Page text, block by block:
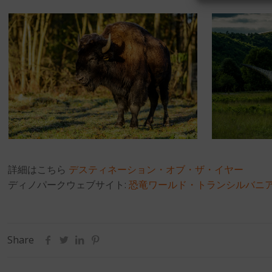
詳細はこちら デスティネーション・オブ・ザ・イヤー
ディノパークウェブサイト:恐竜ワールド・トランシルバニ
Share